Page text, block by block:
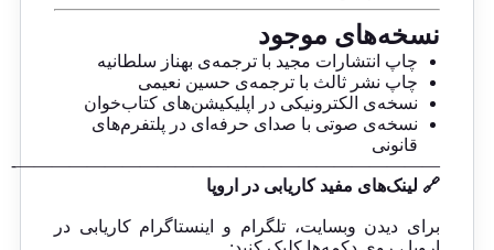
نسخه‌های موجود
چاپ انتشارات مجید با ترجمه‌ی بهناز سلطانیه
چاپ نشر ثالث با ترجمه‌ی حسین نعیمی
نسخه‌ی الکترونیکی در اپلیکیشن‌های کتاب‌خوان
نسخه‌ی صوتی با صدای حرفه‌ای در پلتفرم‌های
قانونی
————————————————————————-
🔗 لینک‌های مفید کاریابی در اروپا
برای دیدن وبسایت، تلگرام و اینستاگرام کاریابی در